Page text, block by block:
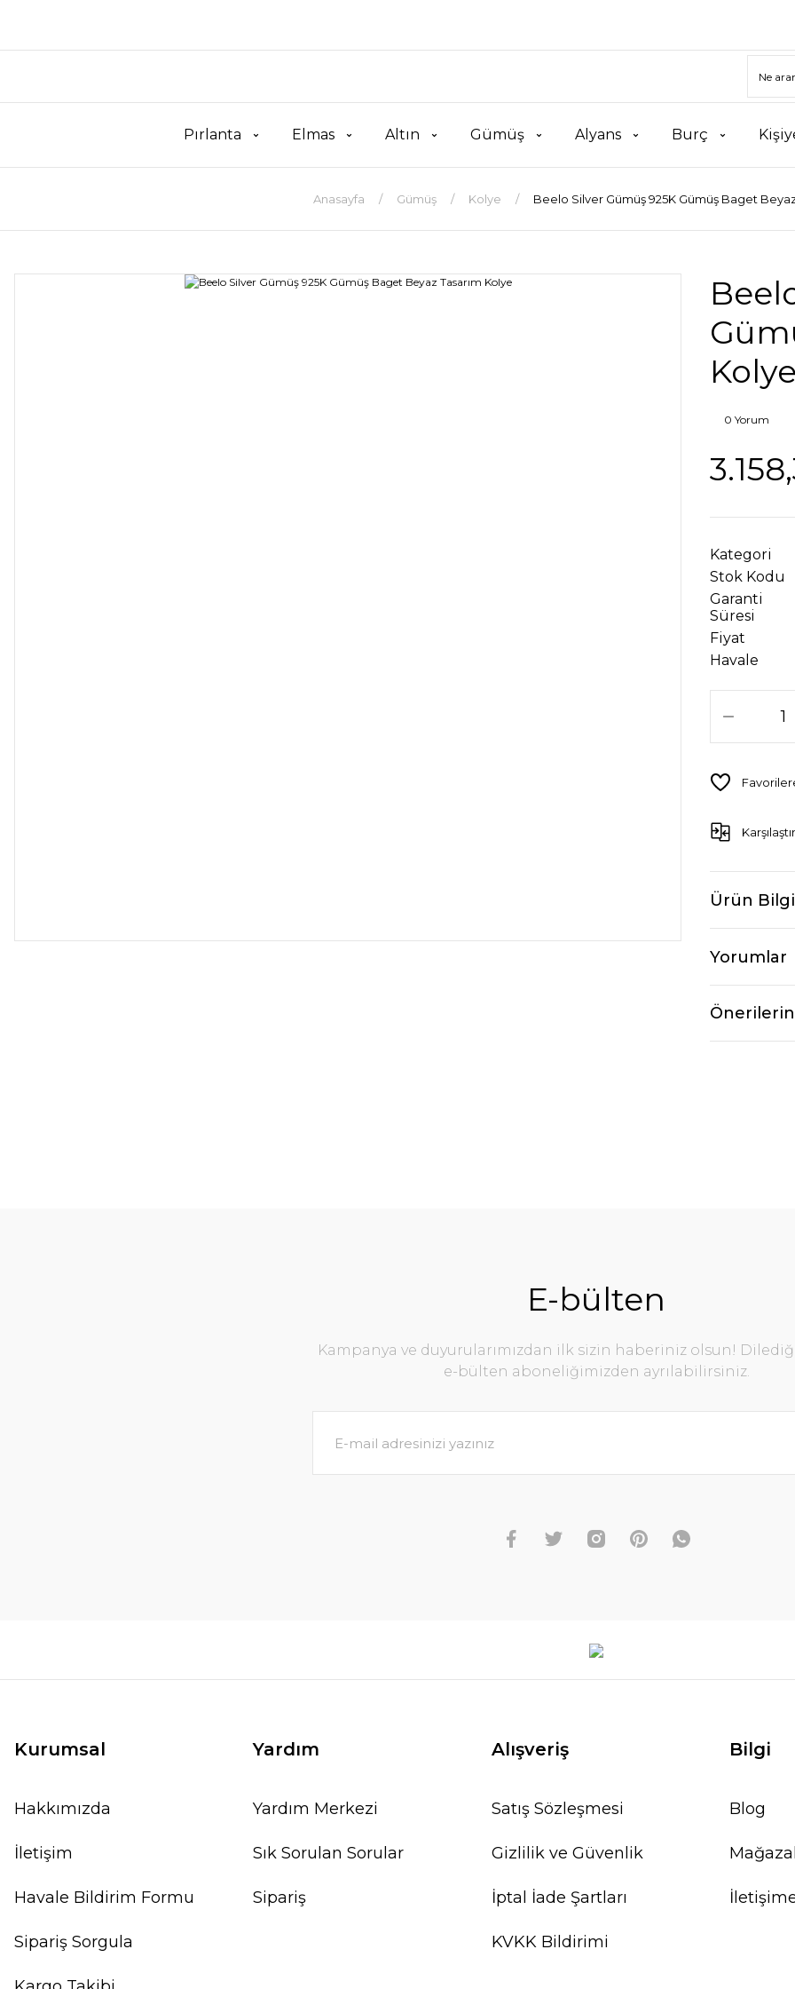
Pırlanta Elmas Altın Gümüş Alyans Burç
Anasayfa Gümüş Kolye Beelo Silver Gümüş 925K Gümüş Baget
Kolye
0 Yorum
Kategori
Stok Kodu
Garanti
Süresi
Fiyat
Havale
Karşılaştır
Ürün
Yorumlar
E-bülten
Kampanya ve duyurularımızdan ilk sizin haberiniz olsun!
e-bülten aboneliğimizden ayrılabilirsiniz.
Kurumsal
Hakkımızda
İletişim
Havale Bildirim Formu
Sipariş Sorgula
Yardım
Yardım Merkezi
Sık Sorulan Sorular
Sipariş
Alışveriş
Satış Sözleşmesi
Gizlilik ve Güvenlik
İptal İade Şartları
KVKK Bildirimi
Bilgi
Blog